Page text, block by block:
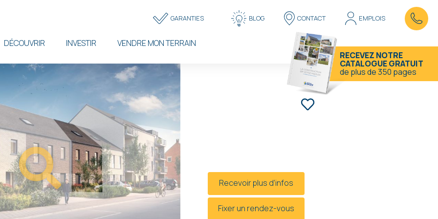
DÉCOUVRIR INVESTIR VENDRE MON TERRAIN
Topbar
menuGARANTIES BLOG CONTACT EMPLOIS
RECEVEZ NOTRE
CATALOGUE GRATUIT
de plus de 350 pages
Recevoir plus d’infos
Fixer un rendez-vous